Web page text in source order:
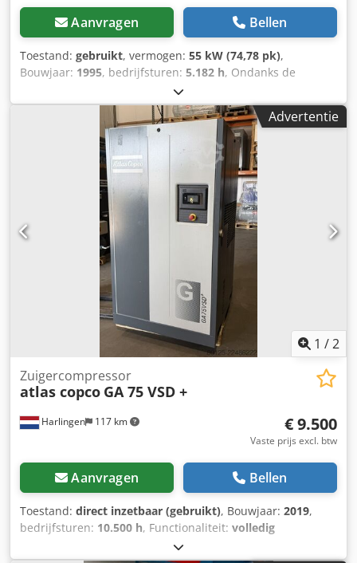
Aanvragen Bellen
Toestand: gebruikt, vermogen: 55 kW (74,78 pk),
Bouwjaar: 1995, bedrijfsturen: 5.182 h, Ondanks de
zorgvuldigheid bij het correct invoeren van de gegevens,
kunnen wij niet verantwoordelijk worden gesteld voor
eventuele fouten in deze advertentie. Afbeeldingen
kunnen afwijken van de werkelijkheid. TLD Trucks & Vans
BV Wolfstee 44 B-2200 Herentals België Tel: Leemans
Thierry Tel: Leemans Dino = Meer informatie = Bouwjaar:
1995 Toepassing: bouwsector Crsdpfxjzr Uxvj Amyjf
Serienummer: YA304706900245509 Neem contact op met
Thierry Leemans voor meer informatie.
Advertentie
1 /2
Harlingen 117 km
Zuigercompressor
atlas copco GA 75 VSD +
€ 9.500
Vaste prijs excl. btw
Aanvragen Bellen
Toestand: direct inzetbaar (gebruikt), Bouwjaar: 2019,
bedrijfsturen: 10.500 h, Functionaliteit: volledig
898 kg